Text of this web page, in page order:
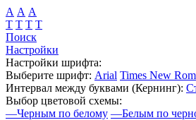
А А А
Т Т Т Т
Поиск
Настройки
Настройки шрифта:
Выберите шрифт: Arial Times New
Интервал между буквами (Кернинг):
Выбор цветовой схемы:
—Черным по белому —Белым по